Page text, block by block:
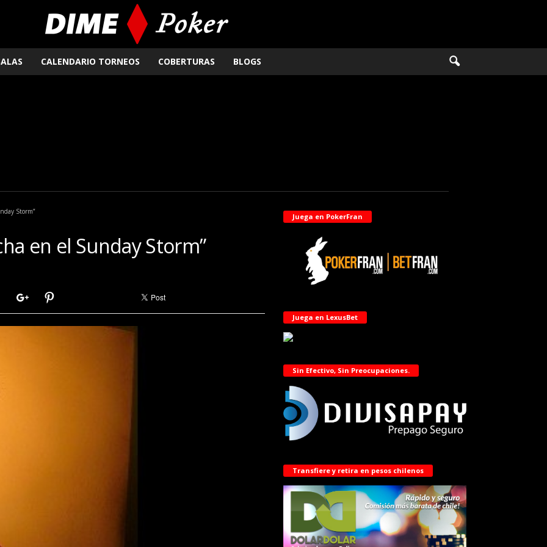
CALENDARIO TORNEOS COBERTURAS BLOGS
Storm”
en el Sunday Storm”
Juega en PokerFran
Juega en LexusBet
Sin Efectivo, Sin Preocupaciones.
Transfiere y retira en pesos chilenos